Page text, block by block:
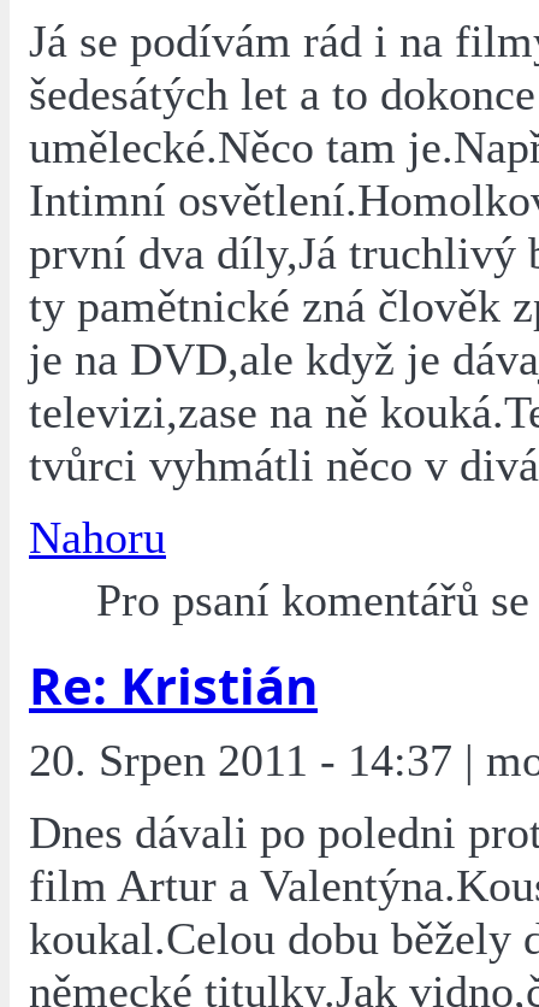
Já se podívám rád i na
šedesátých let a to
umělecké.Něco tam
Intimní
první dva díly,Já truchlivý
ty pamětnické zná člověk
je na DVD,ale když je
televizi,zase na ně
tvůrci vyhmátli něco v
Nahoru
Pro psaní komentářů
Re: Kristián
20. Srpen 2011 - 14:37 |
Dnes dávali po poledni
film Artur a
koukal.Celou dobu běžely
německé titulky.Jak